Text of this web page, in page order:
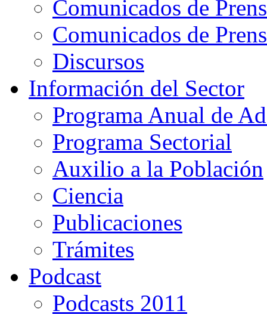
Comunicados de
Comunicados de
Discursos
Información del Sector
Programa Anual de
Programa Sectorial
Auxilio a la Población
Ciencia
Publicaciones
Trámites
Podcast
Podcasts 2011